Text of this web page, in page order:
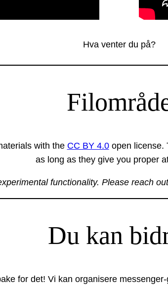
Hva venter du på?
with the CC BY 4.0open license.
as long as they give you proper
functionality. Please reach
Du kan
for det! Vi kan organisere